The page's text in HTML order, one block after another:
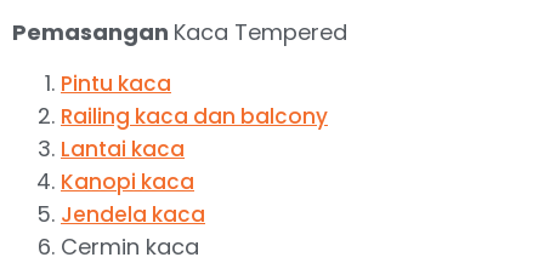
Pemasangan Kaca Tempered
Pintu kaca
Railing kaca dan balcony
Lantai kaca
Kanopi kaca
Jendela kaca
Cermin kaca